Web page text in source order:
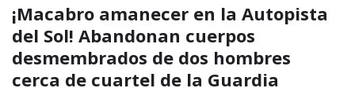
¡Macabro amanecer en la Autopista
del Sol! Abandonan cuerpos
desmembrados de dos hombres
cerca de cuartel de la Guardia